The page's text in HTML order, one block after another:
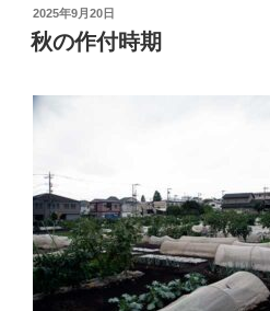
投
稿
日:
2025年9月20日
秋の作付時期